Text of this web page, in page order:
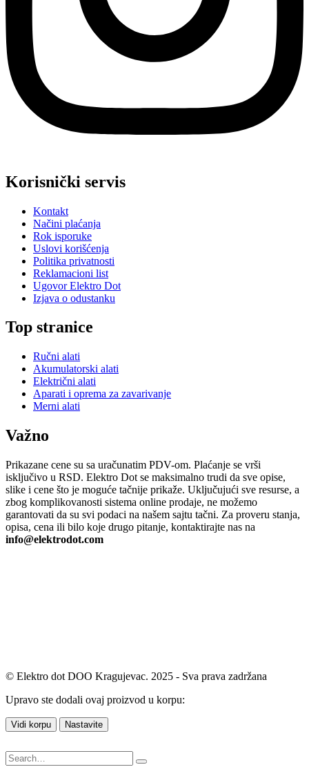
Korisnički servis
Kontakt
Načini plaćanja
Rok isporuke
Uslovi korišćenja
Politika privatnosti
Reklamacioni list
Ugovor Elektro Dot
Izjava o odustanku
Top stranice
Ručni alati
Akumulatorski alati
Električni alati
Aparati i oprema za zavarivanje
Merni alati
Važno
Prikazane cene su sa uračunatim PDV-om. Plaćanje se vrši
isključivo u RSD. Elektro Dot se maksimalno trudi da sve opise,
slike i cene što je moguće tačnije prikaže. Uključujući sve resurse, a
zbog komplikovanosti sistema online prodaje, ne možemo
garantovati da su svi podaci na našem sajtu tačni. Za proveru stanja,
opisa, cena ili bilo koje drugo pitanje, kontaktirajte nas na
info@elektrodot.com
© Elektro dot DOO Kragujevac. 2025 - Sva prava zadržana
Upravo ste dodali ovaj proizvod u korpu:
Vidi korpu Nastavite